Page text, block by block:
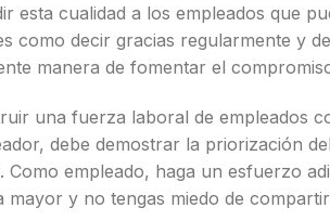
esta cualidad a los empleados que
como decir gracias regularmente y
manera de fomentar el
una fuerza laboral de empleados
debe demostrar la priorización
Como empleado, haga un esfuerzo
mayor y no tengas miedo de